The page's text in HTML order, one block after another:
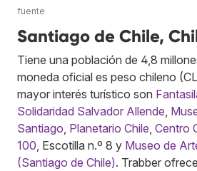
fuente
Santiago de Chile,
Tiene una población de 4,8
moneda oficial es peso chileno
mayor interés turístico son
Solidaridad Salvador Allende
Santiago Planetario Chile Centro
100 , Escotilla n.º 8 y Museo de
(Santiago de Chile). Trabber